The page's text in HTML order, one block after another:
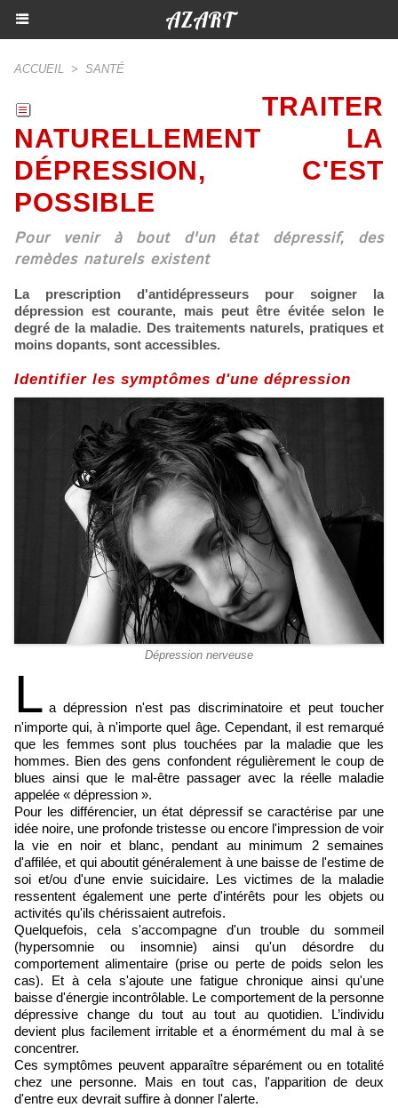
AZART
ACCUEIL > SANTÉ
TRAITER
NATURELLEMENT LA
DÉPRESSION, C'EST
POSSIBLE
Pour venir à bout d'un état dépressif, des
remèdes naturels existent
La prescription d'antidépresseurs pour soigner la
dépression est courante, mais peut être évitée selon le
degré de la maladie. Des traitements naturels, pratiques et
moins dopants, sont accessibles.
Identifier les symptômes d'une dépression
Dépression nerveuse
L a dépression n'est pas discriminatoire et peut toucher
n'importe qui, à n'importe quel âge. Cependant, il est remarqué
que les femmes sont plus touchées par la maladie que les
hommes. Bien des gens confondent régulièrement le coup de
blues ainsi que le mal-être passager avec la réelle maladie
appelée « dépression ».
Pour les différencier, un état dépressif se caractérise par une
idée noire, une profonde tristesse ou encore l'impression de voir
la vie en noir et blanc, pendant au minimum 2 semaines
d'affilée, et qui aboutit généralement à une baisse de l'estime de
soi et/ou d'une envie suicidaire. Les victimes de la maladie
ressentent également une perte d'intérêts pour les objets ou
activités qu'ils chérissaient autrefois.
Quelquefois, cela s'accompagne d'un trouble du sommeil
(hypersomnie ou insomnie) ainsi qu'un désordre du
comportement alimentaire (prise ou perte de poids selon les
cas). Et à cela s'ajoute une fatigue chronique ainsi qu'une
baisse d'énergie incontrôlable. Le comportement de la personne
dépressive change du tout au tout au quotidien. L’individu
devient plus facilement irritable et a énormément du mal à se
concentrer.
Ces symptômes peuvent apparaître séparément ou en totalité
chez une personne. Mais en tout cas, l'apparition de deux
d'entre eux devrait suffire à donner l'alerte.